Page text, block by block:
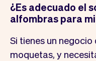
¿Es adecuado el
alfombras para
Si tienes un
moquetas, y